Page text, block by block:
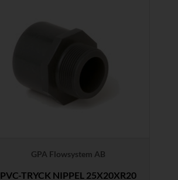
GPA Flowsystem AB
PVC-TRYCK NIPPEL 25X20XR20